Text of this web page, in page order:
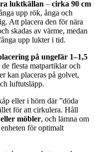
luktkällan – cirka 90 cm
upp rök, ånga och
Att placera den för nära
skadas av värme, medan
upp lukter i tid.
på ungefär 1–1,5
flesta matpartiklar och
kan placeras på golvet,
luftutsläpp.
eller i hörn där ”döda
för att cirkulera. Håll
möbler, och lämna om
för optimalt